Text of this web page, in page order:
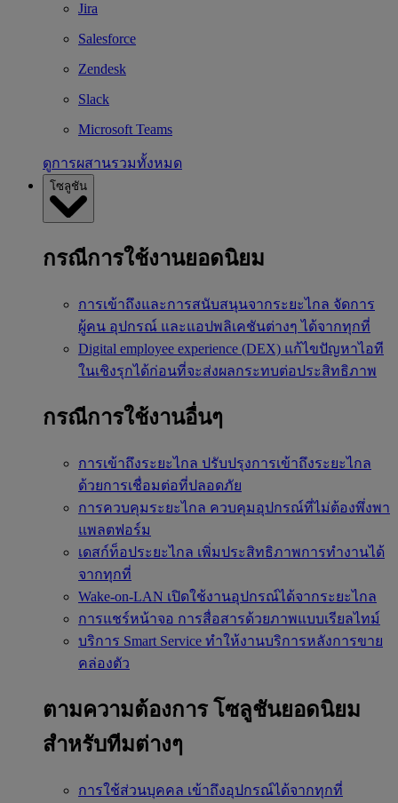
Jira
Salesforce
Zendesk
Slack
Microsoft Teams
ดูการผสานรวมทั้งหมด
โซลูชัน
กรณีการใช้งานยอดนิยม
การเข้าถึงและการสนับสนุนจากระยะไกล จัดการ
ผู้คน อุปกรณ์ และแอปพลิเคชันต่างๆ ได้จากทุกที่
Digital employee experience (DEX) แก้ไขปัญหาไอที
ในเชิงรุกได้ก่อนที่จะส่งผลกระทบต่อประสิทธิภาพ
กรณีการใช้งานอื่นๆ
การเข้าถึงระยะไกล ปรับปรุงการเข้าถึงระยะไกล
ด้วยการเชื่อมต่อที่ปลอดภัย
การควบคุมระยะไกล ควบคุมอุปกรณ์ที่ไม่ต้องพึ่งพา
แพลตฟอร์ม
เดสก์ท็อประยะไกล เพิ่มประสิทธิภาพการทำงานได้
จากทุกที่
Wake-on-LAN เปิดใช้งานอุปกรณ์ได้จากระยะไกล
การแชร์หน้าจอ การสื่อสารด้วยภาพแบบเรียลไทม์
บริการ Smart Service ทำให้งานบริการหลังการขาย
คล่องตัว
ตามความต้องการ โซลูชันยอดนิยม
สำหรับทีมต่างๆ
การใช้ส่วนบุคคล เข้าถึงอุปกรณ์ได้จากทุกที่